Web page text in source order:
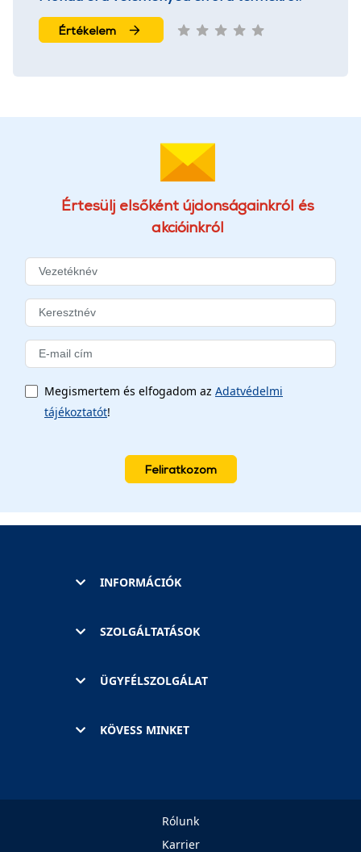
Értékelem
Értesülj elsőként újdonságainkról és
akcióinkról
Megismertem és elfogadom az Adatvédelmi
tájékoztatót!
Feliratkozom
INFORMÁCIÓK
SZOLGÁLTATÁSOK
ÜGYFÉLSZOLGÁLAT
KÖVESS MINKET
Rólunk
Karrier